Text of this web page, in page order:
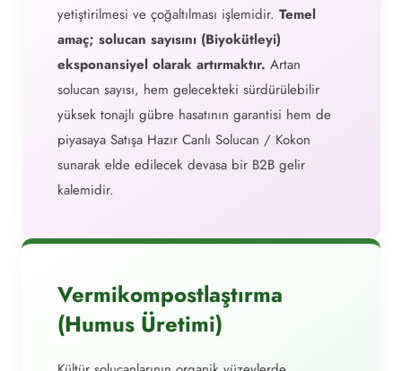
yetiştirilmesi ve çoğaltılması işlemidir. Temel
amaç; solucan sayısını (Biyokütleyi)
eksponansiyel olarak artırmaktır. Artan
solucan sayısı, hem gelecekteki sürdürülebilir
yüksek tonajlı gübre hasatının garantisi hem de
piyasaya Satışa Hazır Canlı Solucan / Kokon
sunarak elde edilecek devasa bir B2B gelir
kalemidir.
Vermikompostlaştırma
(Humus Üretimi)